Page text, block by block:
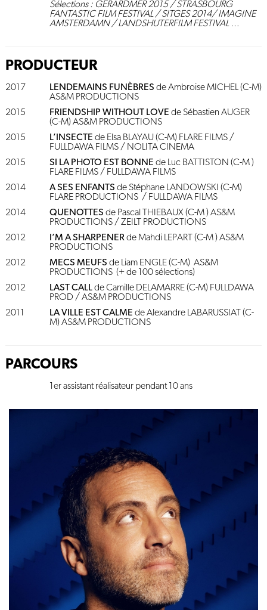
Sélections : GERARDMER 2015 / STRASBOURG
FANTASTIC FILM FESTIVAL / SITGES 2014/ IMAGINE
AMSTERDAMN / LANDSHUTERFILM FESTIVAL …
PRODUCTEUR
2017 LENDEMAINS FUNÈBRES de Ambroise MICHEL (C-M)
AS&M PRODUCTIONS
2015
FRIENDSHIP WITHOUT LOVE de Sébastien AUGER
(C-M) AS&M PRODUCTIONS
2015
L’INSECTE de Elsa BLAYAU (C-M) FLARE FILMS /
FULLDAWA FILMS / NOLITA CINEMA
2015
SI LA PHOTO EST BONNE de Luc BATTISTON (C-M )
FLARE FILMS / FULLDAWA FILMS
2014
A SES ENFANTS de Stéphane LANDOWSKI (C-M)
FLARE PRODUCTIONS / FULLDAWA FILMS
2014
QUENOTTES de Pascal THIEBAUX (C-M ) AS&M
PRODUCTIONS / ZEILT PRODUCTIONS
2012
I’M A SHARPENERde Mahdi LEPART (C-M ) AS&M
PRODUCTIONS
2012
MECS MEUFS de Liam ENGLE (C-M) AS&M
PRODUCTIONS (+ de 100 sélections)
2012
LAST CALLde Camille DELAMARRE (C-M) FULLDAWA
PROD / AS&M PRODUCTIONS
2011
LA VILLE EST CALME de Alexandre LABARUSSIAT (C-
M) AS&M PRODUCTIONS
PARCOURS
1er assistant réalisateur pendant 10 ans